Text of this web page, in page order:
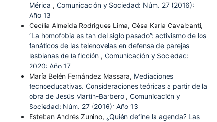
Mérida , Comunicación y Sociedad: Núm. 27 (2016):
Año 13
Cecília Almeida Rodrigues Lima, Gêsa Karla Cavalcanti,
“La homofobia es tan del siglo pasado”: activismo de los
fanáticos de las telenovelas en defensa de parejas
lesbianas de la ficción , Comunicación y Sociedad:
2020: Año 17
María Belén Fernández Massara, Mediaciones
tecnoeducativas. Consideraciones teóricas a partir de la
obra de Jesús Martín-Barbero , Comunicación y
Sociedad: Núm. 27 (2016): Año 13
Esteban Andrés Zunino, ¿Quién define la agenda? Las